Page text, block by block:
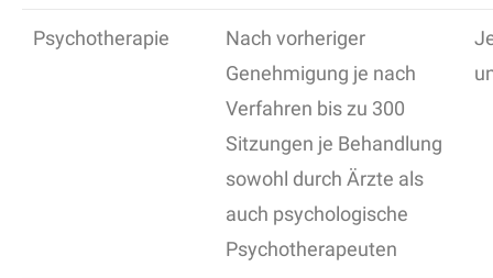
Psychotherapie
Nach vorheriger
Genehmigung je nach
Verfahren bis zu 300
Sitzungen je Behandlung
sowohl durch Ärzte als
auch psychologische
Psychotherapeuten